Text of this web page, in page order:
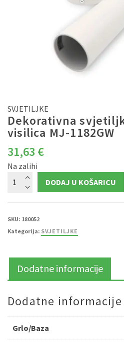
SVJETILJKE
Dekorativna
visilica MJ-1182GW
31,63 €
Na zalihi
Dekorativna
svjetiljka
stropna
količina
DODAJ U KOŠARICU
SKU: 180052
Kategorija: SVJETILJKE
Dodatne informacije
Dodatne informacije
Grlo/Baza